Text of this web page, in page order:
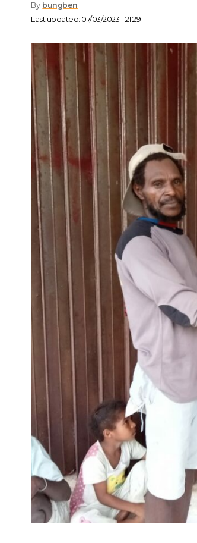
Last updated: 07/03/2023 - 21:29
By bungben